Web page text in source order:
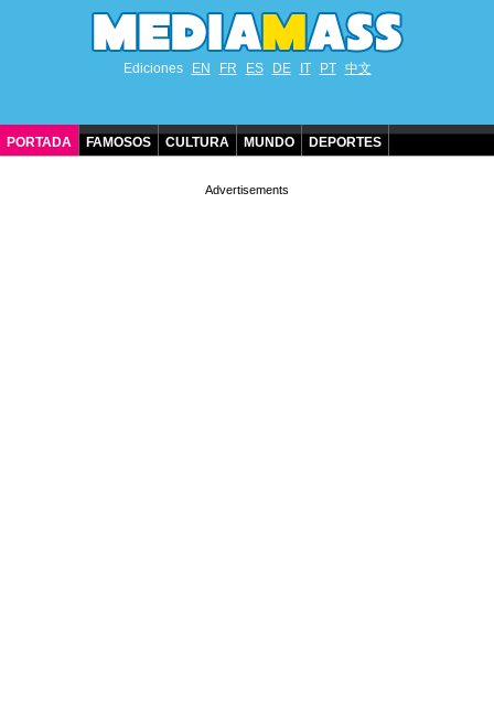
Ediciones EN FR ES DE IT PT 中文
PORTADA FAMOSOS CULTURA MUNDO DEPORTES